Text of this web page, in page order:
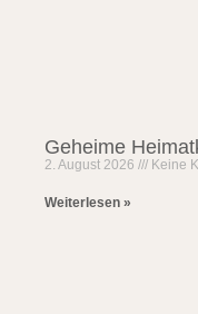
Geheime
2. August 2026 Keine
Weiterlesen »